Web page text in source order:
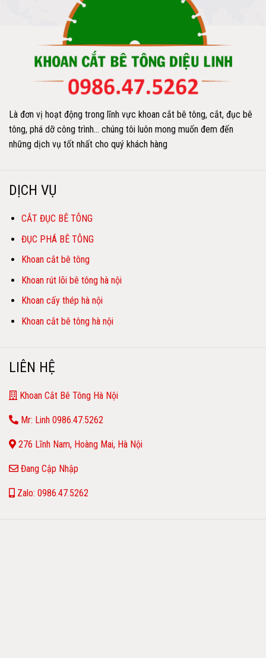
Là đơn vị hoạt động trong lĩnh vực khoan cắt bê tông, cắt, đục bê
tông, phá dỡ công trình… chúng tôi luôn mong muốn đem đến
những dịch vụ tốt nhất cho quý khách hàng
DỊCH VỤ
CẮT ĐỤC BÊ TÔNG
ĐỤC PHÁ BÊ TÔNG
Khoan cắt bê tông
Khoan rút lõi bê tông hà nội
Khoan cấy thép hà nội
Khoan cắt bê tông hà nội
LIÊN HỆ
Khoan Cắt Bê Tông Hà Nội
Mr: Linh 0986.47.5262
276 Lĩnh Nam, Hoàng Mai, Hà Nội
Đang Cập Nhập
Zalo: 0986.47.5262